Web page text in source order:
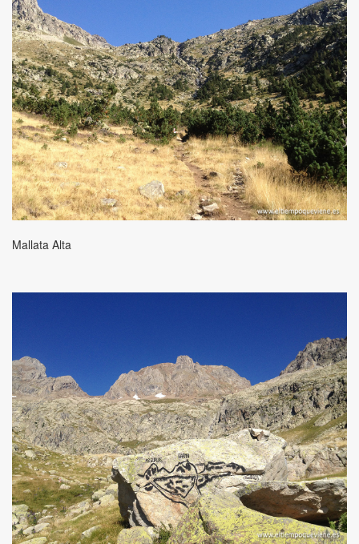
Mallata Alta